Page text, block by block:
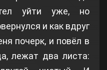
уйти уже, но
и как вдруг
почерк, и повёл в
лежат два листа: